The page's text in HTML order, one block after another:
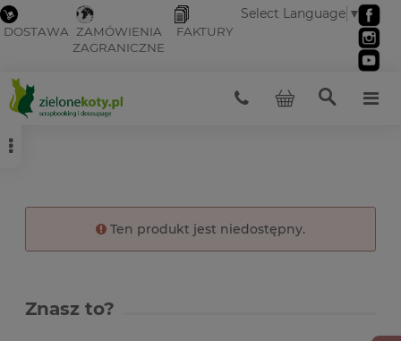
DOSTAWA ZAMÓWIENIA
ZAGRANICZNE
FAKTURY
Select Language ▼
Ten produkt jest niedostępny.
Znasz to?